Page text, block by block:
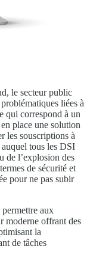
le secteur public
liées à
qui correspond à un
place une solution
les souscriptions à
tous les DSI
de l’explosion des
de sécurité et
pour ne pas subir
permettre aux
moderne offrant des
la
de tâches